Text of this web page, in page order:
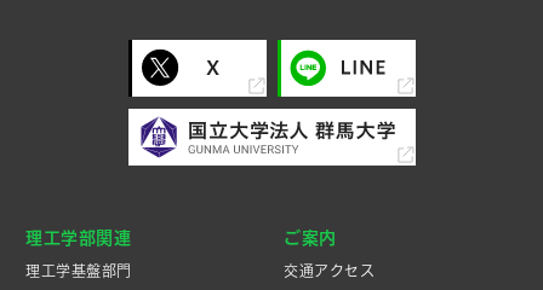
理工学部関連
理工学基盤部門
ご案内
交通アクセス